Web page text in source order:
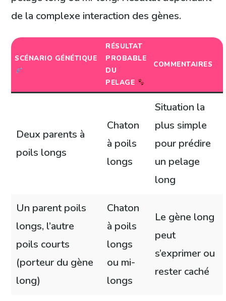
de la complexe interaction des gènes.
SCÉNARIO GÉNÉTIQUE
RÉSULTAT
PROBABLE
DU
PELAGE
COMMENTAIRES
Deux parents à
poils longs
Chaton
à poils
longs
Situation la
plus simple
pour prédire
un pelage
long
Un parent poils
longs, l’autre
poils courts
(porteur du gène
long)
Chaton
à poils
longs
ou mi-
longs
Le gène long
peut
s’exprimer ou
rester caché